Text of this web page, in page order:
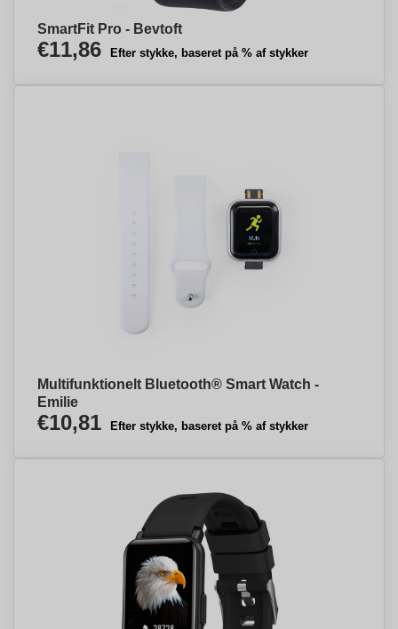
SmartFit Pro - Bevtoft
€11,86 Efter stykke, baseret på % af stykker
Multifunktionelt Bluetooth® Smart Watch -
Emilie
€10,81 Efter stykke, baseret på % af stykker